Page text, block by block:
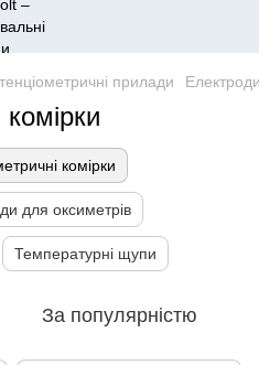
прилади
комірки
для оксиметрів
Температурні щупи
За популярністю